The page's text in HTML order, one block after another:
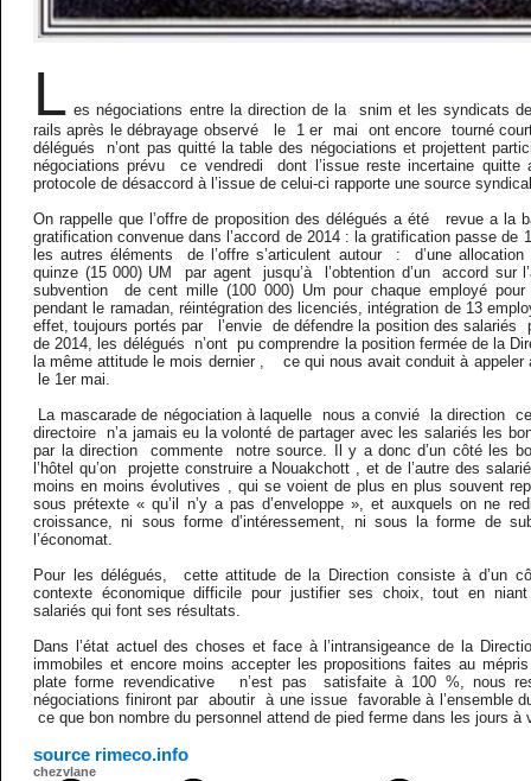
L es négociations entre la direction de la snim et les syndicats
rails après le débrayage observé le 1 er mai ont encore tourné
délégués n’ont pas quitté la table des négociations et projettent
négociations prévu ce vendredi dont l’issue reste incertaine
protocole de désaccord à l’issue de celui-ci rapporte une source
On rappelle que l’offre de proposition des délégués a été revue a la
gratification convenue dans l’accord de 2014 : la gratification passe de
les autres éléments de l’offre s’articulent autour : d’une allocation
quinze (15 000) UM par agent jusqu’à l’obtention d’un accord sur
subvention de cent mille (100 000) Um pour chaque employé pour
pendant le ramadan, réintégration des licenciés, intégration de 13
effet, toujours portés par l’envie de défendre la position des salariés
de 2014, les délégués n’ont pu comprendre la position fermée de la
la même attitude le mois dernier , ce qui nous avait conduit à appeler
le 1er mai.
La mascarade de négociation à laquelle nous a convié la direction
directoire n’a jamais eu la volonté de partager avec les salariés les
par la direction commente notre source. Il y a donc d’un côté les
l’hôtel qu’on projette construire a Nouakchott , et de l’autre des
moins en moins évolutives , qui se voient de plus en plus souvent
sous prétexte « qu’il n’y a pas d’enveloppe », et auxquels on ne
croissance, ni sous forme d’intéressement, ni sous la forme de
l’économat.
Pour les délégués, cette attitude de la Direction consiste à d’un
contexte économique difficile pour justifier ses choix, tout en
salariés qui font ses résultats.
Dans l’état actuel des choses et face à l’intransigeance de la
immobiles et encore moins accepter les propositions faites au
plate forme revendicative n’est pas satisfaite à 100 %, nous
négociations finiront par aboutir à une issue favorable à l’ensemble
ce que bon nombre du personnel attend de pied ferme dans les jours à
source rimeco.info
chezvlane